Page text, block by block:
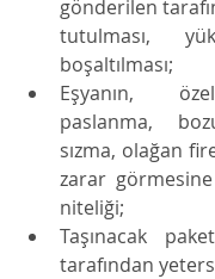
gönderilen
tutulması,
boşaltılması;
Eşyanın,
paslanma,
sızma, olağan
zarar
niteliği;
Taşınacak